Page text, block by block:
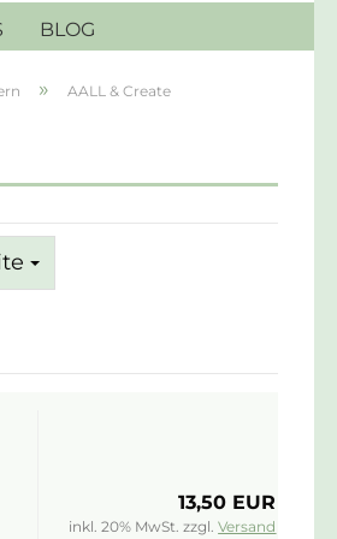
BLOG
» AALL & Create
13,50 EUR
inkl. 20% MwSt. zzgl.Versand